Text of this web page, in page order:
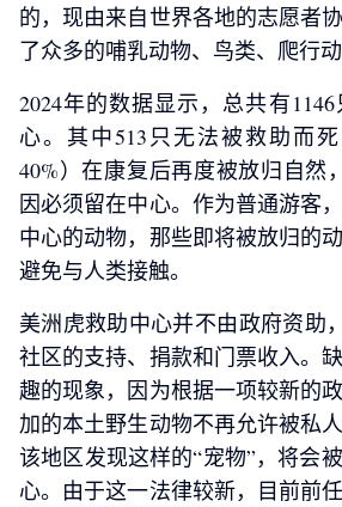
的，现由来自世界各地的志愿者
了众多的哺乳动物、鸟类、爬行动
2024年的数据显示，总共有
心。其中513只无法被救助而
40%）在康复后再度被放归自然
因必须留在中心。作为普通游客
中心的动物，那些即将被放归的
避免与人类接触。
美洲虎救助中心并不由政府资助
社区的支持、捐款和门票收入。
趣的现象，因为根据一项较新的
加的本土野生动物不再允许被私
该地区发现这样的“宠物”，将会
心。由于这一法律较新，目前前